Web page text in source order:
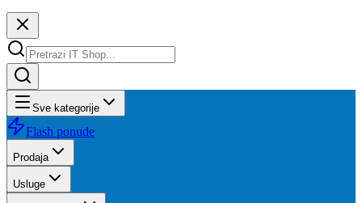
Sve kategorije
Flash ponude
Prodaja
Usluge